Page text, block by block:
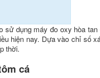
dụng máy đo oxy hòa tan
hiện nay. Dựa vào chỉ số
thời.
cá